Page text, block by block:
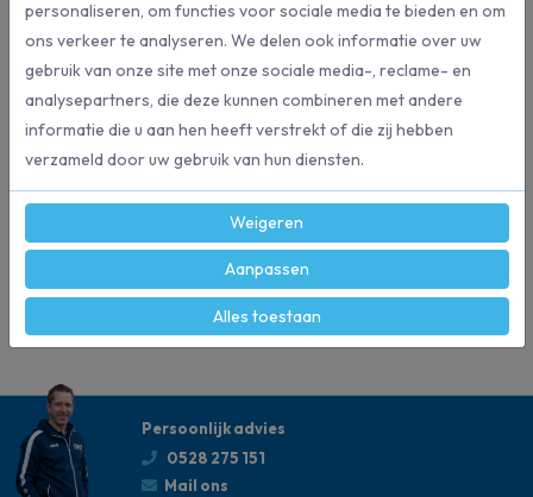
Full Cycle® pad: gemaakt van 100% gerecycled materiaal met een
snellere biologische afbraak
Doos à 5 pads
Specificaties
Merk Wecoline
Persoonlijk advies
0528 275 151
Mail ons
personaliseren, om functies voor sociale media te bieden en om
ons verkeer te analyseren. We delen ook informatie over uw
gebruik van onze site met onze sociale media-, reclame- en
analysepartners, die deze kunnen combineren met andere
informatie die u aan hen heeft verstrekt of die zij hebben
verzameld door uw gebruik van hun diensten.
Weigeren
Aanpassen
Alles toestaan